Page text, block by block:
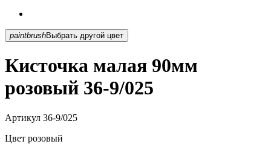
paintbrush Выбрать другой цвет
Кисточка малая 90мм
розовый 36-9/025
Артикул 36-9/025
Цвет розовый